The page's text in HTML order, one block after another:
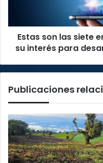
interés
para
desarrollar
en
Estas son las siete
su interés para
Publicaciones